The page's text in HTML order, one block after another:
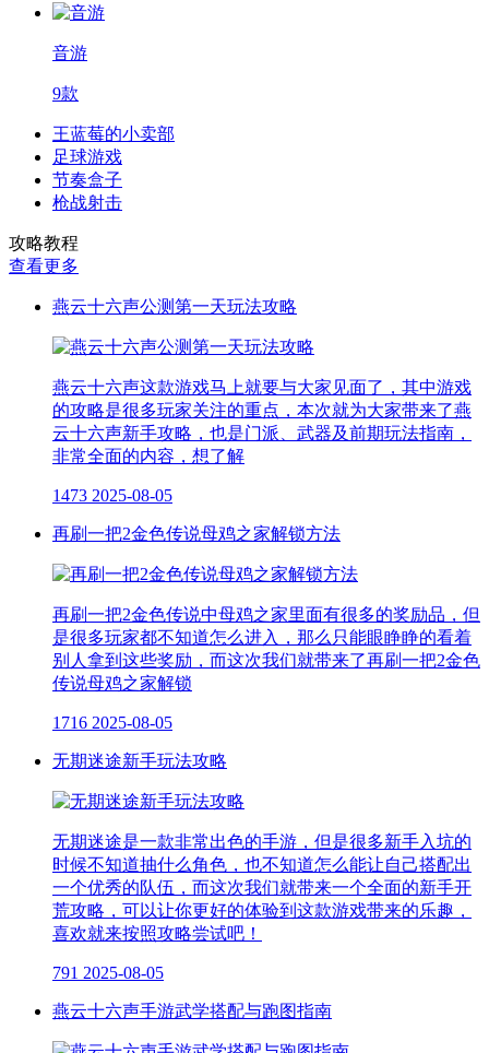
音游
9款
王蓝莓的小卖部
足球游戏
节奏盒子
枪战射击
攻略教程
查看更多
燕云十六声公测第一天玩法攻略
燕云十六声这款游戏马上就要与大家见面了，其中游戏
的攻略是很多玩家关注的重点，本次就为大家带来了燕
云十六声新手攻略，也是门派、武器及前期玩法指南，
非常全面的内容，想了解
1473 2025-08-05
再刷一把2金色传说母鸡之家解锁方法
再刷一把2金色传说中母鸡之家里面有很多的奖励品，但
是很多玩家都不知道怎么进入，那么只能眼睁睁的看着
别人拿到这些奖励，而这次我们就带来了再刷一把2金色
传说母鸡之家解锁
1716 2025-08-05
无期迷途新手玩法攻略
无期迷途是一款非常出色的手游，但是很多新手入坑的
时候不知道抽什么角色，也不知道怎么能让自己搭配出
一个优秀的队伍，而这次我们就带来一个全面的新手开
荒攻略，可以让你更好的体验到这款游戏带来的乐趣，
喜欢就来按照攻略尝试吧！
791 2025-08-05
燕云十六声手游武学搭配与跑图指南